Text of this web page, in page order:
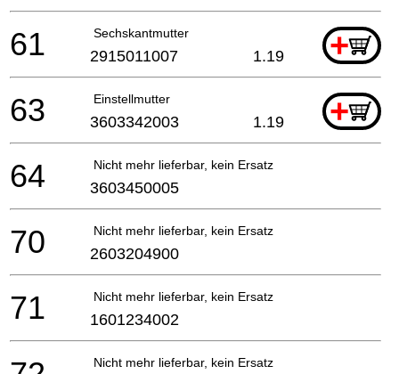
Sechskantmutter +
61 2915011007 1.19
Einstellmutter +
63 3603342003 1.19
Nicht mehr lieferbar, kein Ersatz
64 3603450005
Nicht mehr lieferbar, kein Ersatz
70 2603204900
Nicht mehr lieferbar, kein Ersatz
71 1601234002
Nicht mehr lieferbar, kein Ersatz